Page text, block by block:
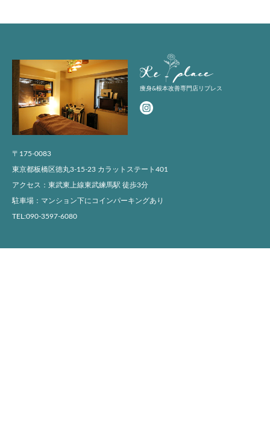
痩身&根本改善専門店リプレス
〒175-0083
東京都板橋区徳丸3-15-23 カラットステート401
アクセス：東武東上線東武練馬駅 徒歩3分
駐車場：マンション下にコインパーキングあり
TEL:090-3597-6080